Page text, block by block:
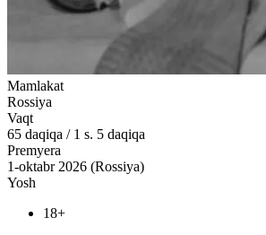
Mamlakat
Rossiya
Vaqt
65 daqiqa / 1 s. 5 daqiqa
Premyera
1-oktabr 2026 (Rossiya)
Yosh
18+